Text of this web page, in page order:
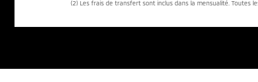
(2) Les frais de transfert sont inclus dans la mensualité. Toutes